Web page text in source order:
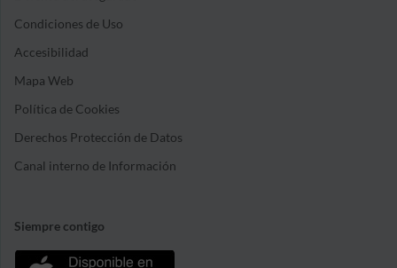
Condiciones de Uso
Accesibilidad
Mapa Web
Política de Cookies
Derechos Protección de Datos
Canal interno de Información
Siempre contigo